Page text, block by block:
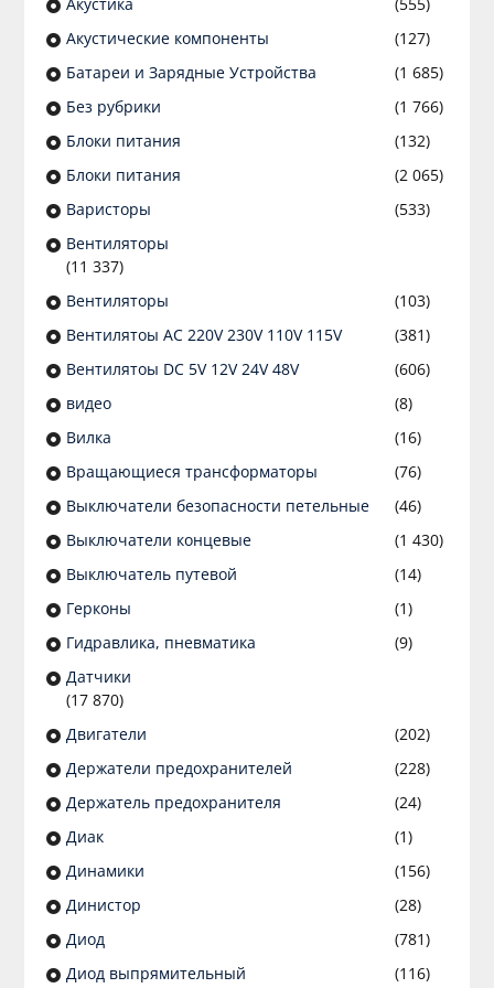
Акустические компоненты
(127)
Батареи и Зарядные Устройства
(1 685)
Без рубрики
(1 766)
Блоки питания
(132)
Блоки питания
(2 065)
Варисторы
(533)
Вентиляторы
(11 337)
Вентиляторы
(103)
Вентилятоы AC 220V 230V 110V 115V
(381)
Вентилятоы DC 5V 12V 24V 48V
(606)
видео
(8)
Вилка
(16)
Вращающиеся трансформаторы
(76)
Выключатели безопасности петельные
(46)
Выключатели концевые
(1 430)
Выключатель путевой
(14)
Герконы
(1)
Гидравлика, пневматика
(9)
Датчики
(17 870)
Двигатели
(202)
Держатели предохранителей
(228)
Держатель предохранителя
(24)
Диак
(1)
Динамики
(156)
Динистор
(28)
Диод
(781)
Диод выпрямительный
(116)